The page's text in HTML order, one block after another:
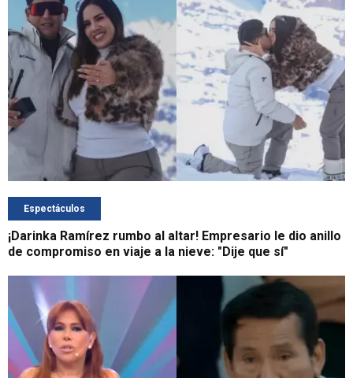
Espectáculos
¡Darinka Ramírez rumbo al altar! Empresario le dio anillo
de compromiso en viaje a la nieve: "Dije que sí"